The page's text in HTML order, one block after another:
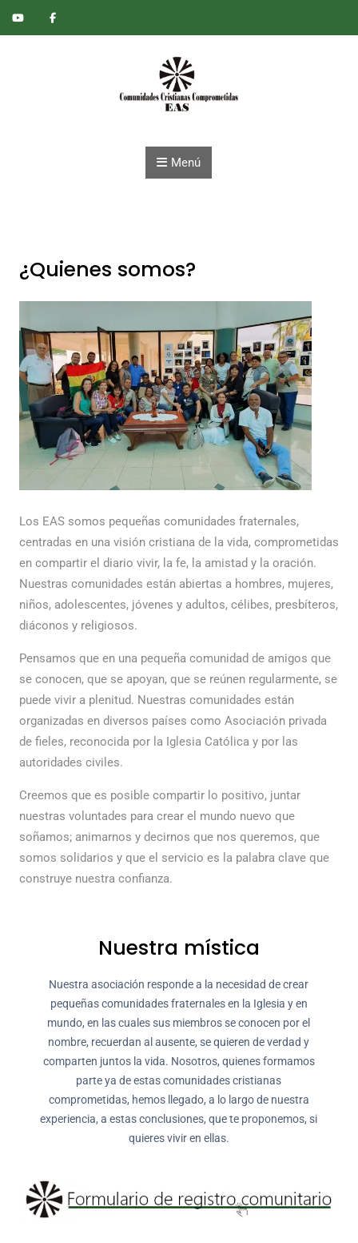
Saltar al contenido
Menú
¿Quienes somos?
Los EAS somos pequeñas comunidades fraternales,
centradas en una visión cristiana de la vida, comprometidas
en compartir el diario vivir, la fe, la amistad y la oración.
Nuestras comunidades están abiertas a hombres, mujeres,
niños, adolescentes, jóvenes y adultos, célibes, presbíteros,
diáconos y religiosos.
Pensamos que en una pequeña comunidad de amigos que
se conocen, que se apoyan, que se reúnen regularmente, se
puede vivir a plenitud. Nuestras comunidades están
organizadas en diversos países como Asociación privada
de fieles, reconocida por la Iglesia Católica y por las
autoridades civiles.
Creemos que es posible compartir lo positivo, juntar
nuestras voluntades para crear el mundo nuevo que
soñamos; animarnos y decirnos que nos queremos, que
somos solidarios y que el servicio es la palabra clave que
construye nuestra confianza.
Nuestra mística
Nuestra asociación responde a la necesidad de crear
pequeñas comunidades fraternales en la Iglesia y en
mundo, en las cuales sus miembros se conocen por el
nombre, recuerdan al ausente, se quieren de verdad y
comparten juntos la vida. Nosotros, quienes formamos
parte ya de estas comunidades cristianas
comprometidas, hemos llegado, a lo largo de nuestra
experiencia, a estas conclusiones, que te proponemos, si
quieres vivir en ellas.